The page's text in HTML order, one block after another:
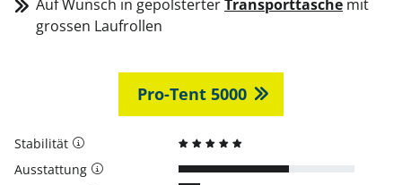
Auf Wunsch in gepolsterterTransporttasche mit
grossen Laufrollen
Pro-Tent 5000
Stabilität
Ausstattung